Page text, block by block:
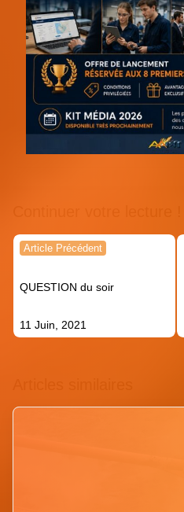
Navigation
l’article
Article Précédent
QUESTION du soir
11 Juin, 2021